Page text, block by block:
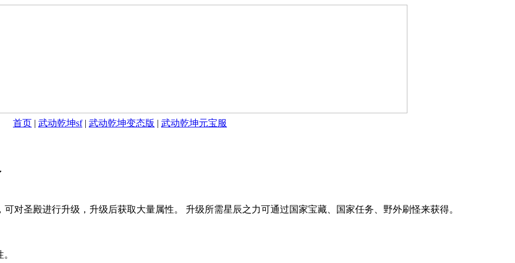
首页 | 武动乾坤sf| 武动乾坤变态版 | 武动乾坤元宝服
对圣殿进行升级，升级后获取大量属性。 升级所需星辰之力可通过国家宝藏、国家任务、野外刷怪来获得。